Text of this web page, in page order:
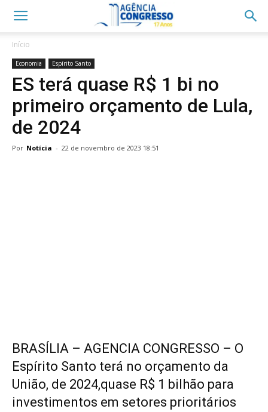
Início
Economia Espírito Santo
ES terá quase R$ 1 bi no
primeiro orçamento de Lula,
de 2024
Por Notícia - 22 de novembro de 2023 18:51
BRASÍLIA – AGENCIA CONGRESSO – O
Espírito Santo terá no orçamento da
União, de 2024,quase R$ 1 bilhão para
investimentos em setores prioritários